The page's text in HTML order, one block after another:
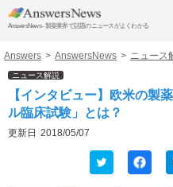
AnswersNews - 製薬業界で話題のニュースがよくわかる
Answers > AnswersNews > ニュース
ニュース解説
【インタビュー】欧米の製
ル臨床試験」とは？
更新日 2018/05/07